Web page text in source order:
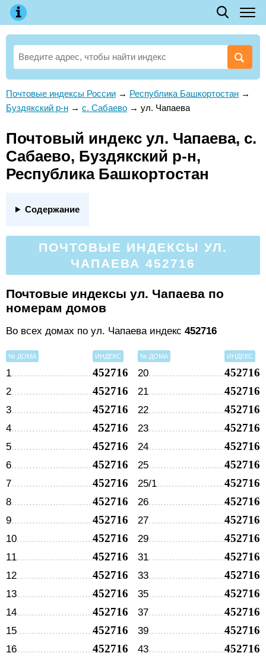
Почтовые индексы России → Республика Башкортостан →
Буздякский р-н → с. Сабаево → ул. Чапаева
Почтовый индекс ул. Чапаева, с.
Сабаево, Буздякский р-н,
Республика Башкортостан
Содержание
ПОЧТОВЫЕ ИНДЕКСЫ УЛ.
ЧАПАЕВА 452716
Почтовые индексы ул. Чапаева по
номерам домов
Во всех домах по ул. Чапаева индекс 452716
№ ДОМА ИНДЕКС
1 452716
2 452716
3 452716
4 452716
5 452716
6 452716
7 452716
8 452716
9 452716
10 452716
11 452716
12 452716
13 452716
14 452716
15 452716
16 452716
№ ДОМА ИНДЕКС
20 452716
21 452716
22 452716
23 452716
24 452716
25 452716
25/1 452716
26 452716
27 452716
29 452716
31 452716
33 452716
35 452716
37 452716
39 452716
43 452716